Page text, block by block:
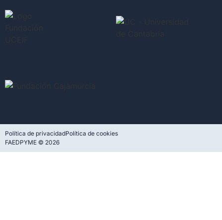
FAEDPYME © 2026
Política de privacidadPolítica de cookies